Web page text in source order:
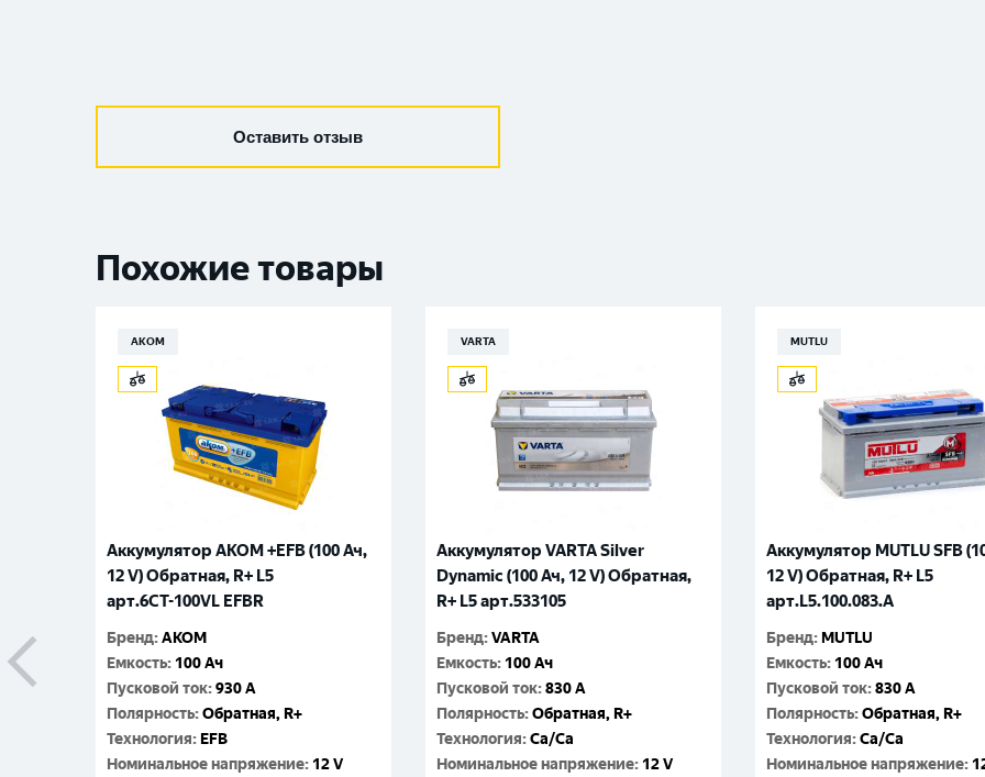
Оставить отзыв
Похожие товары
АКОМ
Аккумулятор AKOM +EFB (100 Ач,
12 V) Обратная, R+ L5
арт.6СТ-100VL EFBR
Бренд:АКОМ
Емкость: 100 Ач
Пусковой ток:930 A
Полярность:Обратная, R+
Технология: EFB
Номинальное напряжение: 12 V
VARTA
Аккумулятор VARTA Silver
Dynamic (100 Ач, 12 V) Обратная,
R+ L5 арт.533105
Бренд:VARTA
Емкость: 100 Ач
Пусковой ток:830 A
Полярность:Обратная, R+
Технология:Ca/Ca
Номинальное напряжение: 12 V
MUTLU
Аккумулятор MUTLU SFB
12 V) Обратная, R+ L5
арт.L5.100.083.A
Бренд: MUTLU
Емкость: 100 Ач
Пусковой ток:830 A
Полярность:Обратная, R+
Технология:Ca/Ca
Номинальное напряжение: